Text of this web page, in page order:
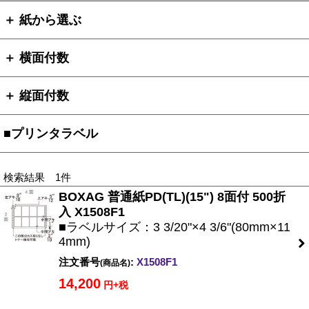
＋ 紙から選ぶ
＋ 横面付数
＋ 縦面付数
■プリンタラベル
検索結果 1件
BOXAG 普通紙PD(TL)(15") 8面付 500折
入 X1508F1
■ラベルサイズ：3 3/20"×4 3/6"(80mm×11
4mm)
注文番号(商品名): X1508F1
14,200 円+税